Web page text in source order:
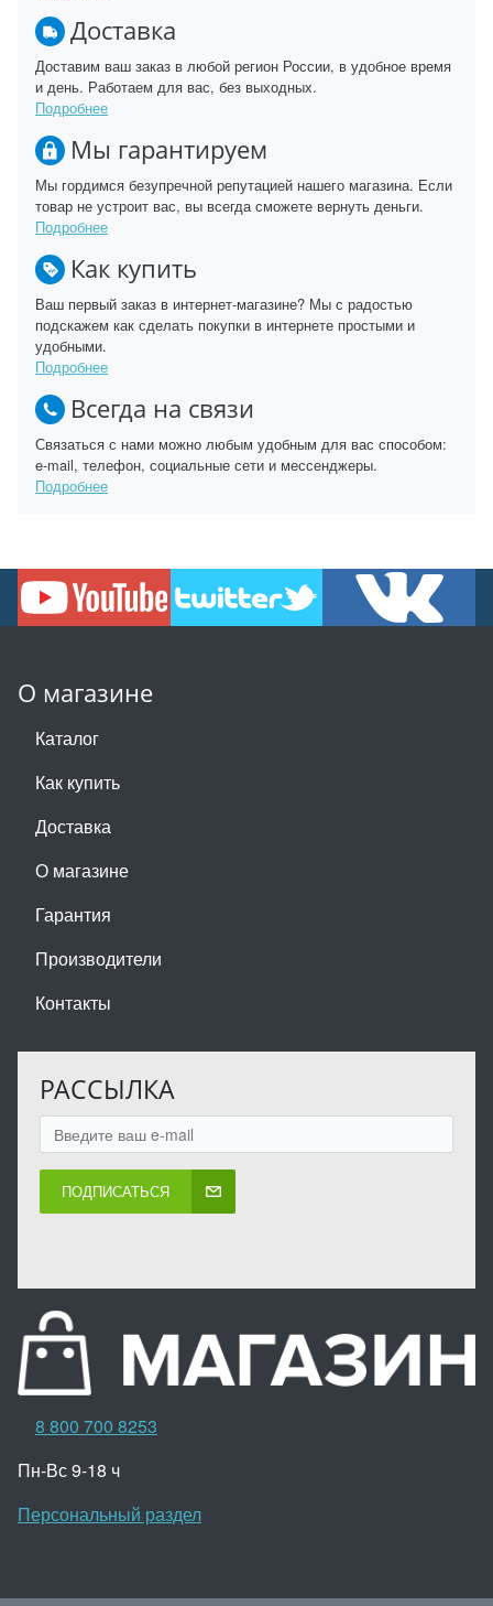
Доставка
Доставим ваш заказ в любой регион России, в удобное время
и день. Работаем для вас, без выходных.
Подробнее
Мы гарантируем
Мы гордимся безупречной репутацией нашего магазина. Если
товар не устроит вас, вы всегда сможете вернуть деньги.
Подробнее
Как купить
Ваш первый заказ в интернет-магазине? Мы с радостью
подскажем как сделать покупки в интернете простыми и
удобными.
Подробнее
Всегда на связи
Связаться с нами можно любым удобным для вас способом:
e-mail, телефон, социальные сети и мессенджеры.
Подробнее
О магазине
Каталог
Как купить
Доставка
О магазине
Гарантия
Производители
Контакты
РАССЫЛКА
ПОДПИСАТЬСЯ
8 800 700 8253
Пн-Вс 9-18 ч
Персональный раздел